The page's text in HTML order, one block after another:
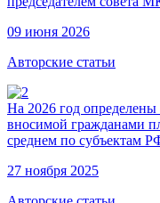
09 июня 2026
Авторские статьи
На 2026 год
вносимой гражданами
среднем по субъектам
27 ноября 2025